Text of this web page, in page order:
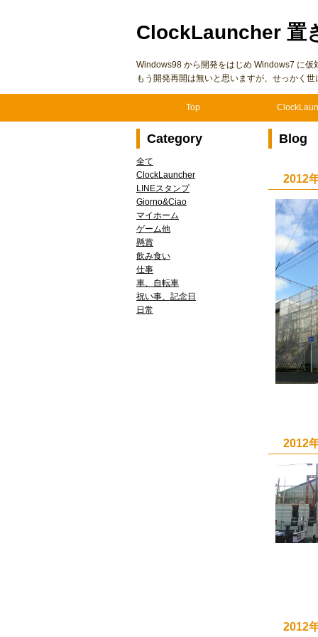
ClockLauncher 置
Windows98 から開発をはじめ Windows7 に
もう開発再開は無いと思いますが、せっかく
Top
Blog
2012
2012
2012
Category
全て
ClockLauncher
LINEスタンプ
Giorno&Ciao
マイホーム
ゲーム他
懸賞
飲み食い
仕事
車、自転車
祝い事、記念日
日常